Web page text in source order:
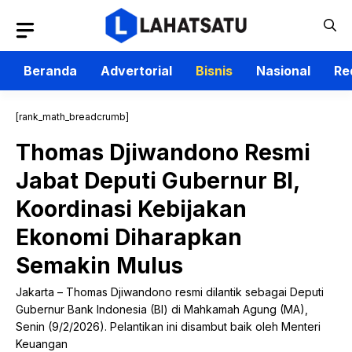
isi
Beranda
Advertorial Bisnis Nasional
[rank_math_breadcrumb]
Thomas Djiwandono Resmi
Jabat Deputi Gubernur BI,
Koordinasi Kebijakan
Ekonomi Diharapkan
Semakin Mulus
Jakarta – Thomas Djiwandono resmi dilantik sebagai Deputi
Gubernur Bank Indonesia (BI) di Mahkamah Agung (MA),
Senin (9/2/2026). Pelantikan ini disambut baik oleh Menteri
Keuangan